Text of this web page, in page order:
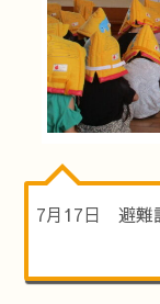
7月17日 避難